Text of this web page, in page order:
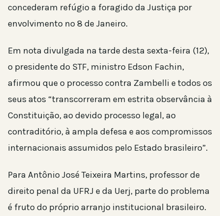
concederam refúgio a foragido da Justiça por
envolvimento no 8 de Janeiro.
Em nota divulgada na tarde desta sexta-feira (12),
o presidente do STF, ministro Edson Fachin,
afirmou que o processo contra Zambelli e todos os
seus atos “transcorreram em estrita observância à
Constituição, ao devido processo legal, ao
contraditório, à ampla defesa e aos compromissos
internacionais assumidos pelo Estado brasileiro”.
Para Antônio José Teixeira Martins, professor de
direito penal da UFRJ e da Uerj, parte do problema
é fruto do próprio arranjo institucional brasileiro.